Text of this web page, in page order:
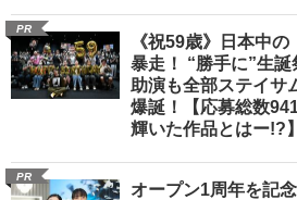
PR
《祝59歳》日本中
暴走！ “勝手に”生
助演も全部ステイサ
爆誕！【応募総数
輝いた作品とはー!?】
PR
オープン1周年を記